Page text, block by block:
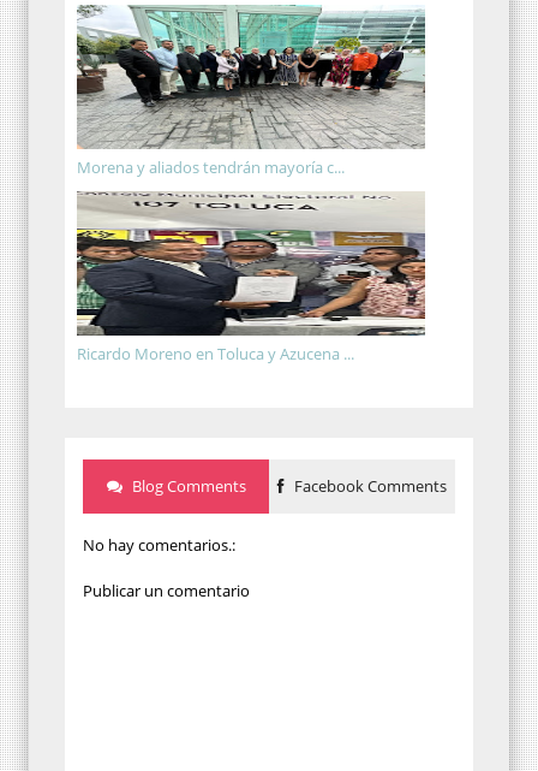
Morena y aliados tendrán mayoría c...
Ricardo Moreno en Toluca y Azucena ...
Blog Comments Facebook Comments
No hay comentarios.:
Publicar un comentario